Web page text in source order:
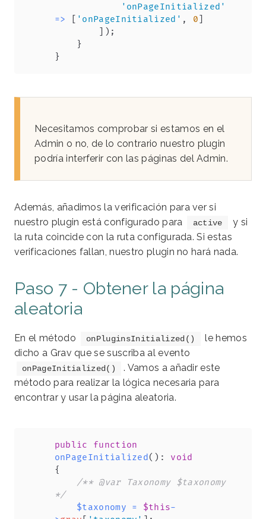
'onPageInitialized'
=>
'onPageInitialized' , 0
) ;
}
}
Necesitamos comprobar si estamos en el
Admin o no, de lo contrario nuestro plugin
podría interferir con las páginas del Admin.
Además, añadimos la verificación para ver si
nuestro plugin está configurado para
active
y si
la ruta coincide con la ruta configurada. Si estas
verificaciones fallan, nuestro plugin no hará nada.
Paso 7 - Obtener la página
aleatoria
En el método onPluginsInitialized()
le hemos
dicho a Grav que se suscriba al evento
onPageInitialized()
. Vamos a añadir este
método para realizar la lógica necesaria para
encontrar y usar la página aleatoria.
public
function
onPageInitialized( ) :
void
{
/** @var Taxonomy $taxonomy
*/
$taxonomy
= $this-